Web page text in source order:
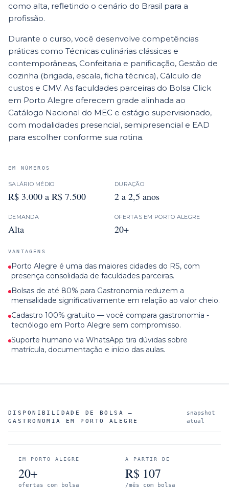
como alta, refletindo o cenário do Brasil para a
profissão.
Durante o curso, você desenvolve competências
práticas como Técnicas culinárias clássicas e
contemporâneas, Confeitaria e panificação, Gestão de
cozinha (brigada, escala, ficha técnica), Cálculo de
custos e CMV. As faculdades parceiras do Bolsa Click
em Porto Alegre oferecem grade alinhada ao
Catálogo Nacional do MEC e estágio supervisionado,
com modalidades presencial, semipresencial e EAD
para escolher conforme sua rotina.
EM NÚMEROS
SALÁRIO MÉDIO
R$ 3.000 a R$ 7.500
DURAÇÃO
2 a 2,5 anos
DEMANDA
Alta
OFERTAS EM PORTO ALEGRE
20+
VANTAGENS
Porto Alegre é uma das maiores cidades do RS, com
presença consolidada de faculdades parceiras.
Bolsas de até 80% para Gastronomia reduzem a
mensalidade significativamente em relação ao valor cheio.
Cadastro 100% gratuito — você compara gastronomia -
tecnólogo em Porto Alegre sem compromisso.
Suporte humano via WhatsApp tira dúvidas sobre
matrícula, documentação e início das aulas.
DISPONIBILIDADE DE BOLSA —
GASTRONOMIA
EM PORTO ALEGRE
snapshot
atual
EM PORTO ALEGRE
20+
ofertas com bolsa
A PARTIR DE
R$ 107
/mês com bolsa